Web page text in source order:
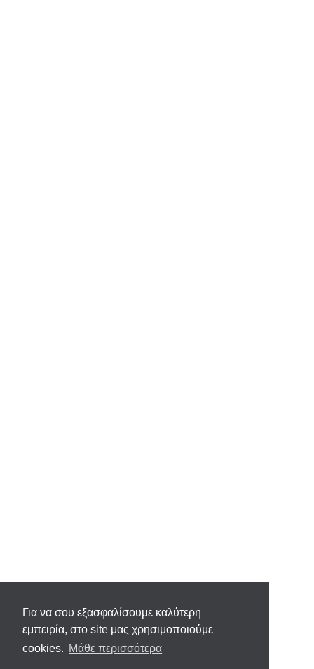
Για να σου εξασφαλίσουμε καλύτερη
εμπειρία, στο site μας χρησιμοποιούμε
cookies. Μάθε περισσότερα